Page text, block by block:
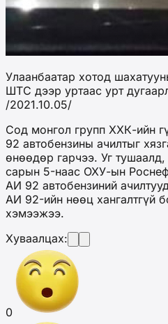
Улаанбаатар хотод
ШТС дээр уртаас урт
/2021.10.05/
Сод монгол групп ХХК-ийн
92 автобензины ачилтыг
өнөөдөр гарчээ. Уг
сарын 5-наас ОХУ-ын
АИ 92 автобензиний
АИ 92-ийн нөөц хангалтгүй
хэмээжээ.
Хуваалцах:
0